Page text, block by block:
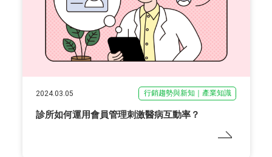
2024.03.05 行銷趨勢與新知｜產業知識
診所如何運用會員管理刺激醫病互動率？